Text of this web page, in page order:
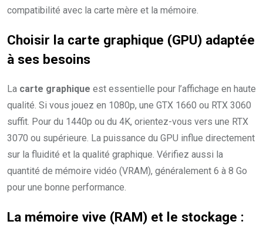
compatibilité avec la carte mère et la mémoire.
Choisir la carte graphique (GPU) adaptée
à ses besoins
La carte graphique est essentielle pour l’affichage en haute
qualité. Si vous jouez en 1080p, une GTX 1660 ou RTX 3060
suffit. Pour du 1440p ou du 4K, orientez-vous vers une RTX
3070 ou supérieure. La puissance du GPU influe directement
sur la fluidité et la qualité graphique. Vérifiez aussi la
quantité de mémoire vidéo (VRAM), généralement 6 à 8 Go
pour une bonne performance.
La mémoire vive (RAM) et le stockage :